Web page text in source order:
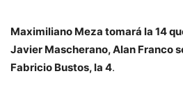
Maximiliano Meza tomará la 14
Javier Mascherano, Alan Franco
Fabricio Bustos, la 4.